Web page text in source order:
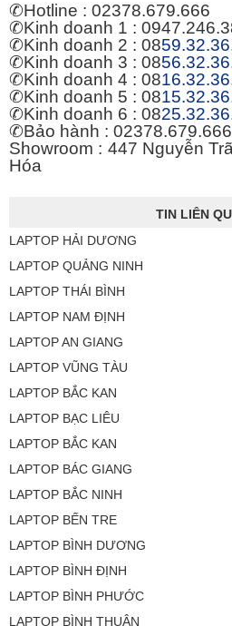
✆Hotline : 02378.679.666
✆Kinh doanh 1 :
✆Kinh doanh 2 : 08
✆Kinh doanh 3 : 08
✆Kinh doanh 4 : 08
✆Kinh doanh 5 : 08
✆Kinh doanh 6 : 08
✆Bảo hành : 02378.679.666
Showroom : 447 Nguyễn
Hóa
TIN LIÊN
LAPTOP HẢI DƯƠNG
LAPTOP QUẢNG NINH
LAPTOP THÁI BÌNH
LAPTOP NAM ĐỊNH
LAPTOP AN GIANG
LAPTOP VŨNG TÀU
LAPTOP BẮC KAN
LAPTOP BẠC LIÊU
LAPTOP BẮC KAN
LAPTOP BÁC GIANG
LAPTOP BẮC NINH
LAPTOP BẾN TRE
LAPTOP BÌNH DƯƠNG
LAPTOP BÌNH ĐỊNH
LAPTOP BÌNH PHƯỚC
LAPTOP BÌNH THUẬN